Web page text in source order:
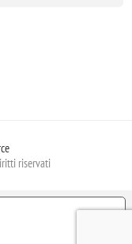
riservati
ALLA